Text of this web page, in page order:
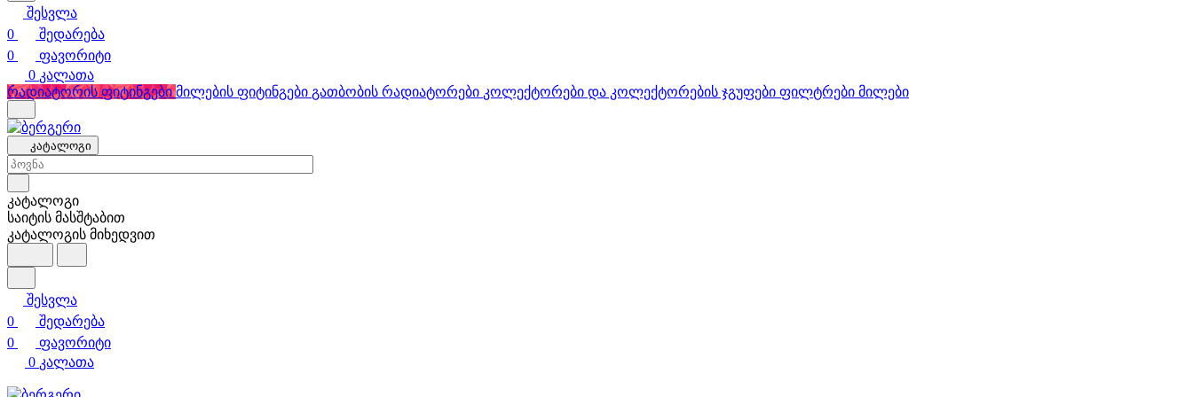
შესვლა
0
შედარება
0
ფავორიტი
0 კალათა
რადიატორის ფიტინგებიმილების ფიტინგები გათბობის რადიატორები კოლექტორები და კოლექტორების ჯგუფები ფილტრები მილები
კატალოგი
კატალოგი
საიტის მასშტაბით
კატალოგის მიხედვით
შესვლა
0
შედარება
0
ფავორიტი
0 კალათა